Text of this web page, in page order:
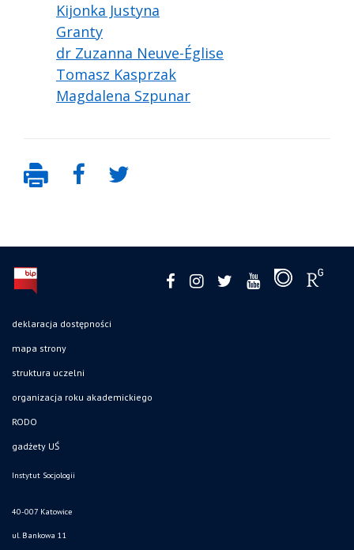
Kijonka Justyna
Granty
dr Zuzanna Neuve-Église
Tomasz Kasprzak
Magdalena Szpunar
deklaracja dostępności
mapa strony
struktura uczelni
organizacja roku akademickiego
RODO
gadżety UŚ
Instytut Socjologii
40-007 Katowice
ul. Bankowa 11